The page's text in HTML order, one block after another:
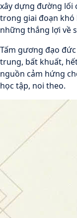
xây dựng đường lối
trong giai đoạn khó
những thắng lợi về
Tấm gương đạo
trung, bất khuất,
nguồn cảm hứng
học tập, noi theo.